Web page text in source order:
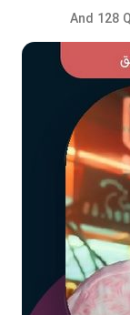
And 128